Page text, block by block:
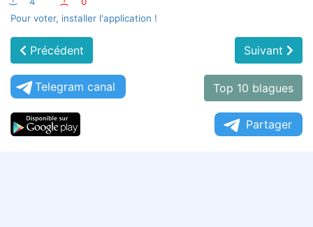
Pour voter, installer l'application !
Précédent Suivant
Telegram canal Top 10 blagues
Partager